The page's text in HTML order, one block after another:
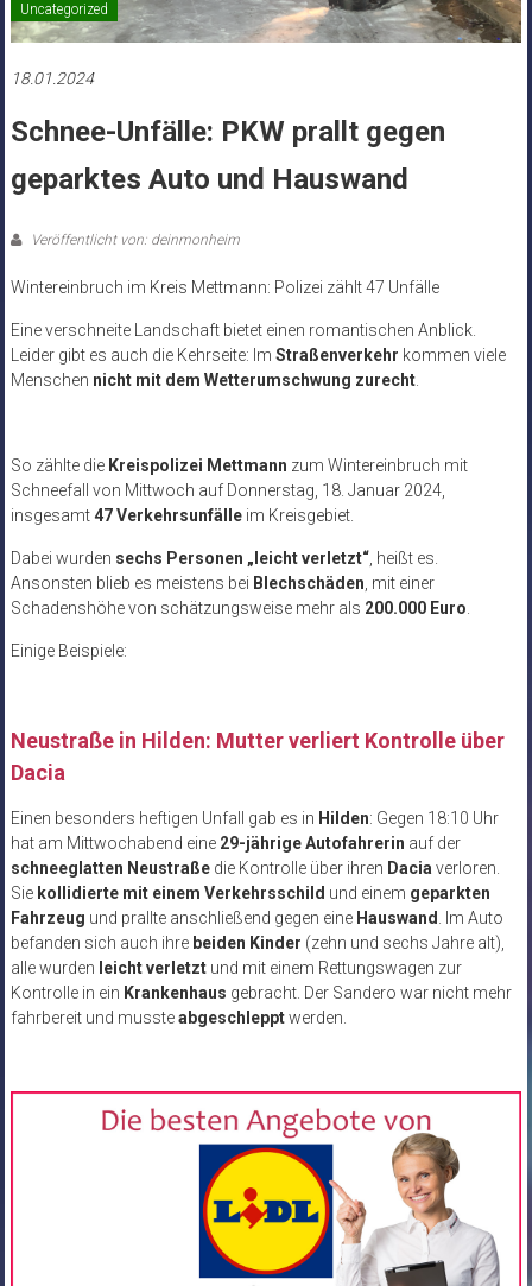
Uncategorized
18.01.2024
Schnee-Unfälle: PKW prallt gegen
geparktes Auto und Hauswand
Veröffentlicht von: deinmonheim
Wintereinbruch im Kreis Mettmann: Polizei zählt 47 Unfälle
Eine verschneite Landschaft bietet einen romantischen Anblick.
Leider gibt es auch die Kehrseite: Im Straßenverkehr kommen viele
Menschen nicht mit dem Wetterumschwung zurecht.
So zählte die Kreispolizei Mettmann zum Wintereinbruch mit
Schneefall von Mittwoch auf Donnerstag, 18. Januar 2024,
insgesamt47 Verkehrsunfälleim Kreisgebiet.
Dabei wurden sechs Personen „leicht verletzt“, heißt es.
Ansonsten blieb es meistens bei Blechschäden, mit einer
Schadenshöhe von schätzungsweise mehr als 200.000 Euro.
Einige Beispiele:
Neustraße in Hilden: Mutter verliert Kontrolle über
Dacia
Einen besonders heftigen Unfall gab es in Hilden: Gegen 18:10 Uhr
hat am Mittwochabend eine 29-jährige Autofahrerin auf der
schneeglatten Neustraßedie Kontrolle über ihren Daciaverloren.
Sie kollidierte mit einem Verkehrsschild und einem geparkten
Fahrzeug und prallte anschließend gegen eine Hauswand. Im Auto
befanden sich auch ihre beiden Kinder (zehn und sechs Jahre alt),
alle wurden leicht verletztund mit einem Rettungswagen zur
Kontrolle in ein Krankenhaus gebracht. Der Sandero war nicht mehr
fahrbereit und mussteabgeschlepptwerden.